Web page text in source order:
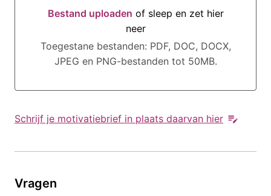
Bestand uploaden of sleep en zet hier
neer
Bestand uploaden of sleep en zet hier neer
Toegestane bestanden: PDF, DOC, DOCX,
JPEG en PNG-bestanden tot 50MB.
Schrijf je motivatiebrief in plaats daarvan hier
Vragen